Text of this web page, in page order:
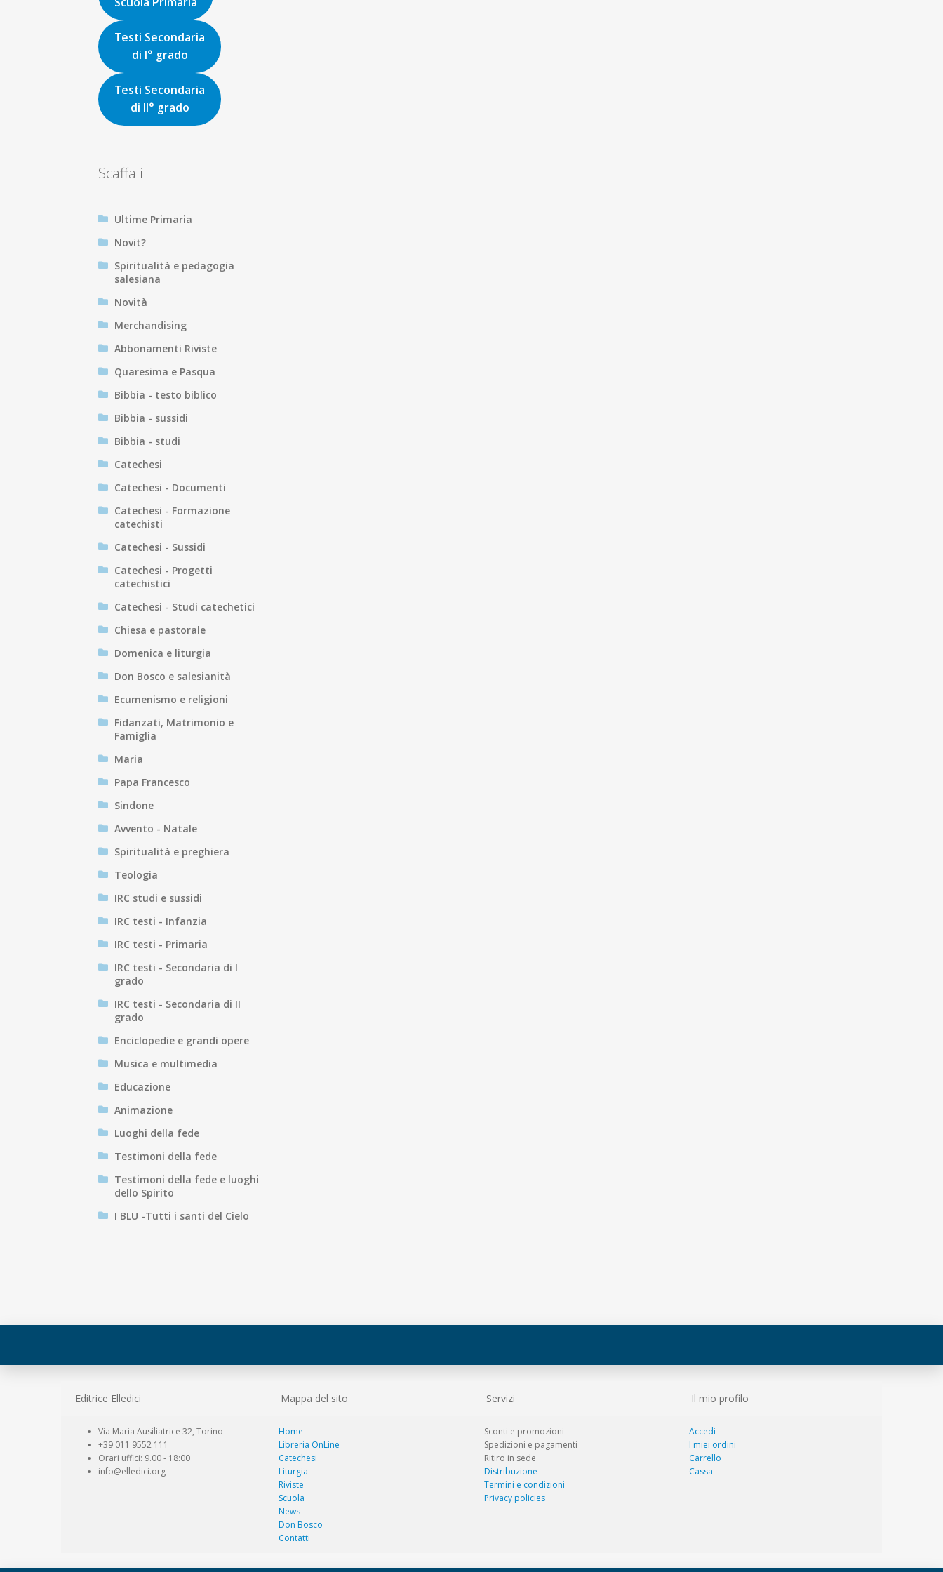
Testi Secondaria
di I° grado
Testi Secondaria
di II° grado
Scaffali
Ultime Primaria
Novit?
Spiritualità e pedagogia
salesiana
Novità
Merchandising
Abbonamenti Riviste
Quaresima e Pasqua
Bibbia - testo biblico
Bibbia - sussidi
Bibbia - studi
Catechesi
Catechesi - Documenti
Catechesi - Formazione
catechisti
Catechesi - Sussidi
Catechesi - Progetti
catechistici
Catechesi - Studi catechetici
Chiesa e pastorale
Domenica e liturgia
Don Bosco e salesianità
Ecumenismo e religioni
Fidanzati, Matrimonio e
Famiglia
Maria
Papa Francesco
Sindone
Avvento - Natale
Spiritualità e preghiera
Teologia
IRC studi e sussidi
IRC testi - Infanzia
IRC testi - Primaria
IRC testi - Secondaria di I
grado
IRC testi - Secondaria di II
grado
Enciclopedie e grandi opere
Musica e multimedia
Educazione
Animazione
Luoghi della fede
Testimoni della fede
Testimoni della fede e luoghi
dello Spirito
I BLU -Tutti i santi del Cielo
Editrice Elledici Mappa del sito Servizi Il mio profilo
Via Maria Ausiliatrice 32, Torino
+39 011 9552 111
Orari uffici: 9.00 - 18:00
info@elledici.org
Home
Libreria OnLine
Catechesi
Liturgia
Riviste
Scuola
News
Don Bosco
Contatti
Sconti e promozioni
Spedizioni e pagamenti
Ritiro in sede
Distribuzione
Termini e condizioni
Privacy policies
Accedi
I miei ordini
Carrello
Cassa